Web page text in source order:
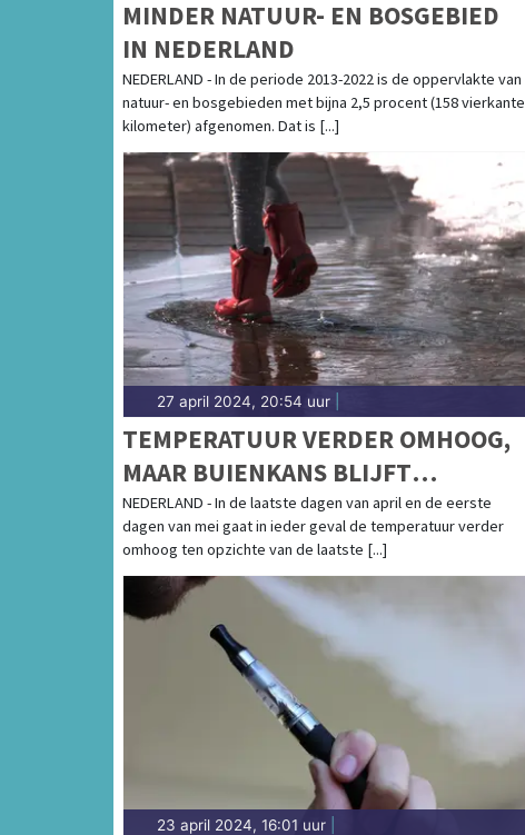
MINDER NATUUR- EN BOSGEBIED
IN NEDERLAND
NEDERLAND - In de periode 2013-2022 is de oppervlakte van
natuur- en bosgebieden met bijna 2,5 procent (158 vierkante
kilometer) afgenomen. Dat is [...]
27 april 2024, 20:54 uur
TEMPERATUUR VERDER OMHOOG,
MAAR BUIENKANS BLIJFT
AANWEZIG
NEDERLAND - In de laatste dagen van april en de eerste
dagen van mei gaat in ieder geval de temperatuur verder
omhoog ten opzichte van de laatste [...]
23 april 2024, 16:01 uur